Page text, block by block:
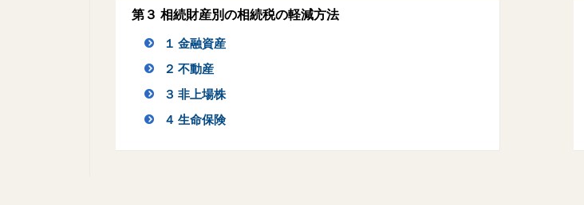
第３ 相続財産別の相続税の軽減方法
１ 金融資産
２ 不動産
３ 非上場株
４ 生命保険